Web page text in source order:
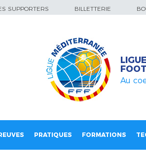
SUPPORTERS BILLETTERIE
Au
PRATIQUES FORMATIONS